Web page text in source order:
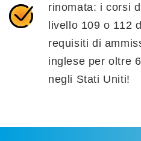
rinomata: i corsi
livello 109 o 112
requisiti di
inglese per oltre
negli Stati Uniti!